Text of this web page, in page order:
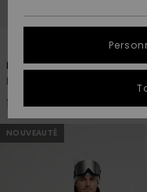
A
A
tailles
QUIKSILVER
Estate
Pantalon de snow Noir
150,00 €
NOUVEAUTÉ